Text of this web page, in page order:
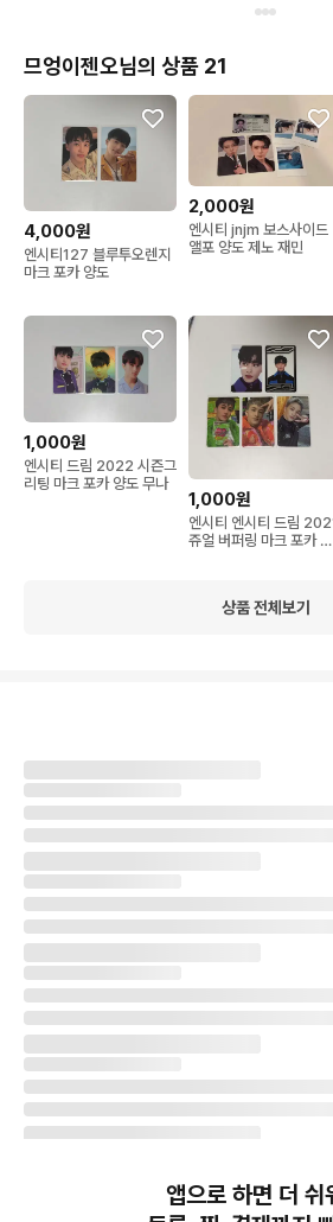
므엉이젠오님의 상품 21
4,000원
엔시티127 블루투오렌지
마크 포카 양도
2,000원
엔시티 jnjm 보스사이드
앨포 양도 제노 재민
1,000원
엔시티 드림 2022 시즌그
리팅 마크 포카 양도 무나
1,000원
엔시티 엔시티 드림
쥬얼 버퍼링 마크 포카 양
상품 전체보기
앱으로 하면 더 쉬